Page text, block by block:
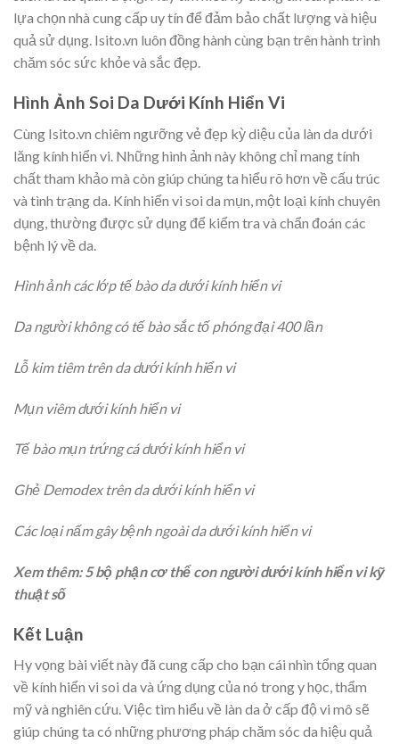
lựa chọn nhà cung cấp uy tín để đảm bảo chất lượng và hiệu
quả sử dụng. Isito.vn luôn đồng hành cùng bạn trên hành trình
chăm sóc sức khỏe và sắc đẹp.
Hình Ảnh Soi Da Dưới Kính Hiển Vi
Cùng Isito.vn chiêm ngưỡng vẻ đẹp kỳ diệu của làn da dưới
lăng kính hiển vi. Những hình ảnh này không chỉ mang tính
chất tham khảo mà còn giúp chúng ta hiểu rõ hơn về cấu trúc
và tình trạng da. Kính hiển vi soi da mụn, một loại kính chuyên
dụng, thường được sử dụng để kiểm tra và chẩn đoán các
bệnh lý về da.
Hình ảnh các lớp tế bào da dưới kính hiển vi
Da người không có tế bào sắc tố phóng đại 400 lần
Lỗ kim tiêm trên da dưới kính hiển vi
Mụn viêm dưới kính hiển vi
Tế bào mụn trứng cá dưới kính hiển vi
Ghẻ Demodex trên da dưới kính hiển vi
Các loại nấm gây bệnh ngoài da dưới kính hiển vi
Xem thêm: 5 bộ phận cơ thể con người dưới kính hiển vi kỹ
thuật số
Kết Luận
Hy vọng bài viết này đã cung cấp cho bạn cái nhìn tổng quan
về kính hiển vi soi da và ứng dụng của nó trong y học, thẩm
mỹ và nghiên cứu. Việc tìm hiểu về làn da ở cấp độ vi mô sẽ
giúp chúng ta có những phương pháp chăm sóc da hiệu quả